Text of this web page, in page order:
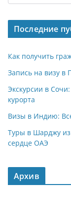
Последние
Как получить
Запись на визу в
Экскурсии в
курорта
Визы в Индию:
Туры в Шарджу из
сердце ОАЭ
Архив